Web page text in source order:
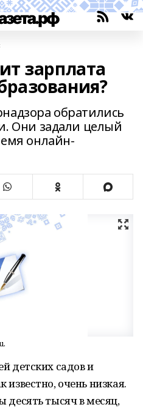
зарплата
обратились
Они задали целый
онлайн-
детских садов и
очень низкая.
десять тысяч в месяц,